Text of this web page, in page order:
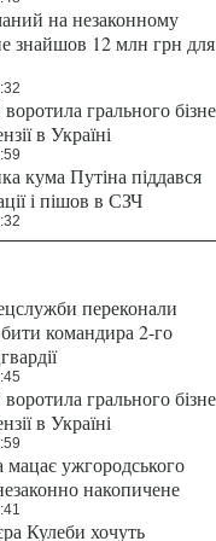
на незаконному
знайшов 12 млн грн для
грального
в Україні
кума Путіна піддався
і пішов в СЗЧ
переконали
командира 2-го
грального
в Україні
мацає ужгородського
накопичене
Кулеби хочуть